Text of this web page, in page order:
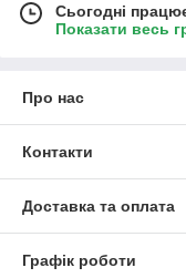
Сьогодні
Показати весь
Про нас
Контакти
Доставка та оплата
Графік роботи